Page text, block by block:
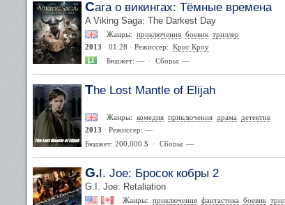
Сага о викингах: Тёмные времена
A Viking Saga: The Darkest Day
Жанры: приключения боевик триллер
2013 · 01:28 · Режиссер: Крис Кроу
Бюджет: — · Сборы: —
The Lost Mantle of Elijah
Жанры: комедия приключения драма
детектив
2013 · Режиссер: —
Бюджет: 200,000 $ · Сборы: —
G.I. Joe: Бросок кобры 2
G.I. Joe: Retaliation
Жанры: приключения фантастика боевик